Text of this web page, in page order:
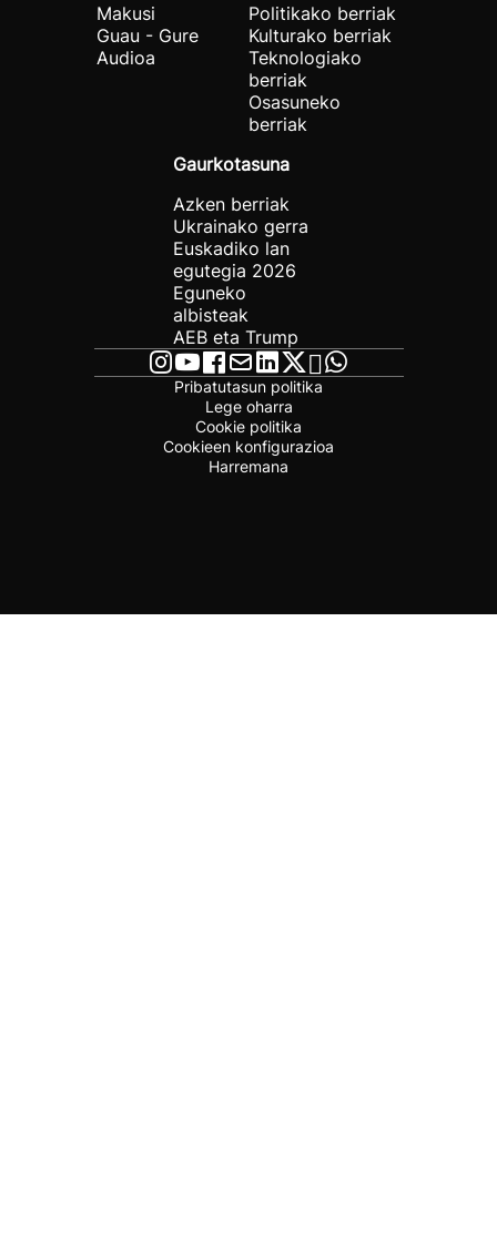
Makusi
Guau - Gure
Audioa
Politikako berriak
Kulturako berriak
Teknologiako
berriak
Osasuneko
berriak
Gaurkotasuna
Azken berriak
Ukrainako gerra
Euskadiko lan
egutegia 2026
Eguneko
albisteak
AEB eta Trump
Pribatutasun politika
Lege oharra
Cookie politika
Cookieen konfigurazioa
Harremana